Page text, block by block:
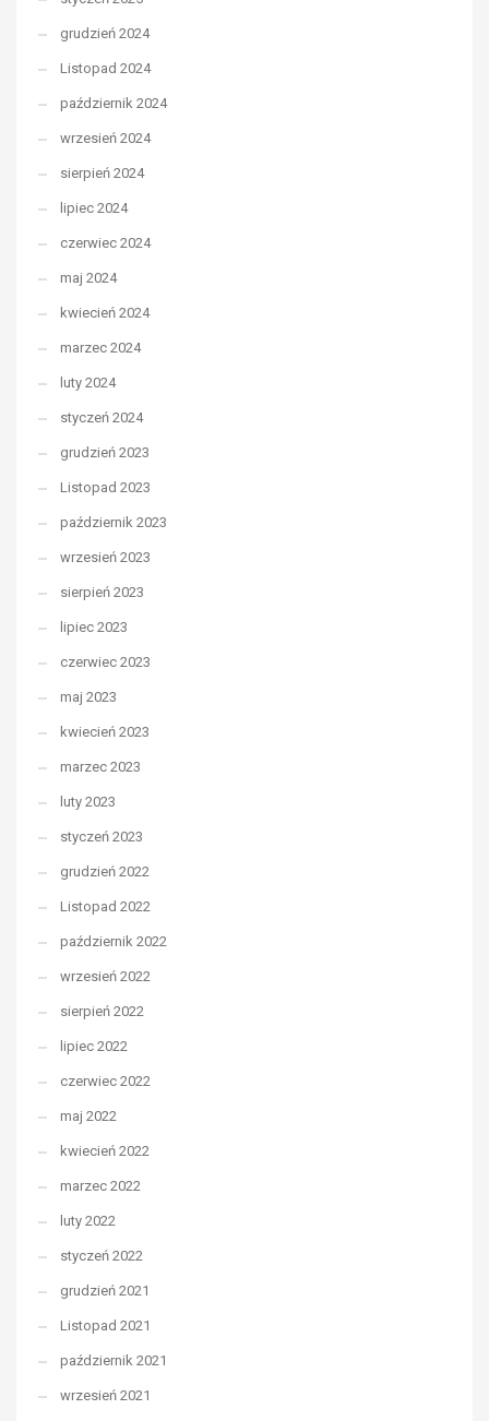
grudzień 2024
Listopad 2024
październik 2024
wrzesień 2024
sierpień 2024
lipiec 2024
czerwiec 2024
maj 2024
kwiecień 2024
marzec 2024
luty 2024
styczeń 2024
grudzień 2023
Listopad 2023
październik 2023
wrzesień 2023
sierpień 2023
lipiec 2023
czerwiec 2023
maj 2023
kwiecień 2023
marzec 2023
luty 2023
styczeń 2023
grudzień 2022
Listopad 2022
październik 2022
wrzesień 2022
sierpień 2022
lipiec 2022
czerwiec 2022
maj 2022
kwiecień 2022
marzec 2022
luty 2022
styczeń 2022
grudzień 2021
Listopad 2021
październik 2021
wrzesień 2021